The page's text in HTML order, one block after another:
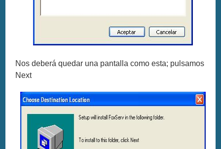
Nos deberá quedar una pantalla como esta; pulsamos
Next